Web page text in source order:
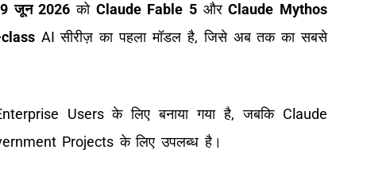
9 जून 2026 को Claude Fable 5 औरClaude Mythos
AI सीरीज़ का पहला मॉडल है, जिसे अब तक का सबसे
Users के लिए बनाया गया है, जबकि Claude
Projects के लिए उपलब्ध है।